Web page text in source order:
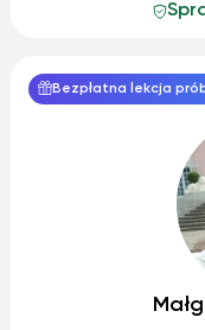
Bezpłatna lekcja